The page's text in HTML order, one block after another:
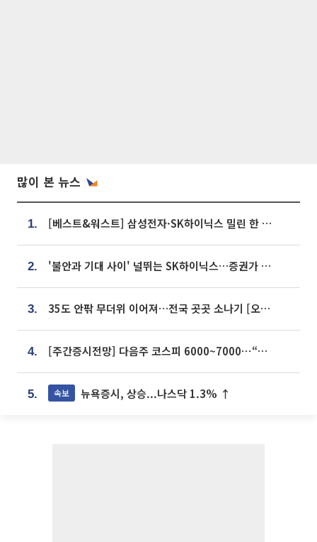
많이 본 뉴스
1. [베스트&워스트] 삼성전자·SK하이닉스 밀린 한 주…상상인증권은 85% 급등
2. '불안과 기대 사이' 널뛰는 SK하이닉스…증권가 "HBM4·LTA 기반 펀터멘털 견고"
3. 35도 안팎 무더위 이어져…전국 곳곳 소나기 [오늘 날씨]
4. [주간증시전망] 다음주 코스피 6000~7000⋯“外人 수급은 정책이 변수”
5. 속보 뉴욕증시, 상승...나스닥 1.3% ↑